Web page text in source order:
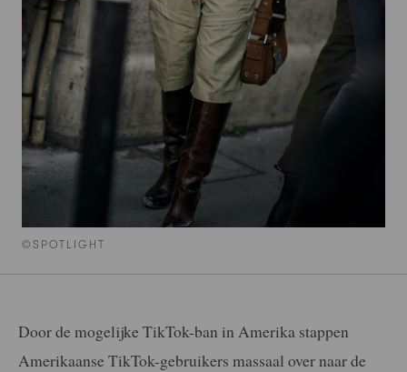
©SPOTLIGHT
Door de mogelijke TikTok-ban in Amerika stappen
Amerikaanse TikTok-gebruikers massaal over naar de